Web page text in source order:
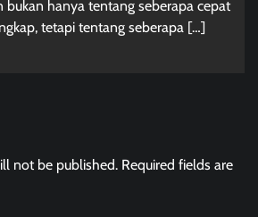
bukan hanya tentang seberapa cepat
tetapi tentang seberapa […]
not be published. Required fields are